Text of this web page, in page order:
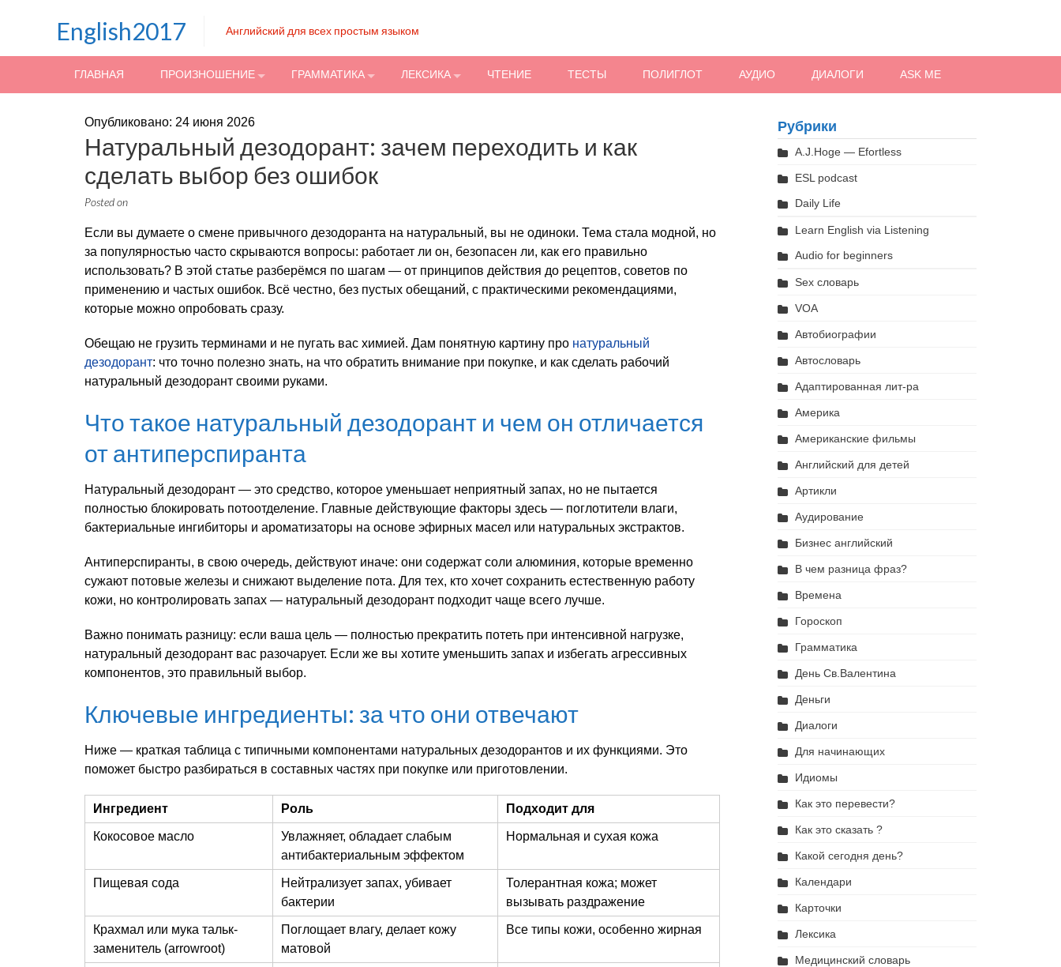
English2017 Английский для всех простым языком
ГЛАВНАЯ ПРОИЗНОШЕНИЕ ГРАММАТИКА ЛЕКСИКА ЧТЕНИЕ ТЕСТЫ ПОЛИГЛОТ АУДИО ДИАЛОГИ ASK ME
Опубликовано: 24 июня 2026
Натуральный дезодорант: зачем переходить и как
сделать выбор без ошибок
Posted on
Если вы думаете о смене привычного дезодоранта на натуральный, вы не одиноки. Тема стала модной, но
за популярностью часто скрываются вопросы: работает ли он, безопасен ли, как его правильно
использовать? В этой статье разберёмся по шагам — от принципов действия до рецептов, советов по
применению и частых ошибок. Всё честно, без пустых обещаний, с практическими рекомендациями,
которые можно опробовать сразу.
Обещаю не грузить терминами и не пугать вас химией. Дам понятную картину про натуральный
дезодорант: что точно полезно знать, на что обратить внимание при покупке, и как сделать рабочий
натуральный дезодорант своими руками.
Что такое натуральный дезодорант и чем он отличается
от антиперспиранта
Натуральный дезодорант — это средство, которое уменьшает неприятный запах, но не пытается
полностью блокировать потоотделение. Главные действующие факторы здесь — поглотители влаги,
бактериальные ингибиторы и ароматизаторы на основе эфирных масел или натуральных экстрактов.
Антиперспиранты, в свою очередь, действуют иначе: они содержат соли алюминия, которые временно
сужают потовые железы и снижают выделение пота. Для тех, кто хочет сохранить естественную работу
кожи, но контролировать запах — натуральный дезодорант подходит чаще всего лучше.
Важно понимать разницу: если ваша цель — полностью прекратить потеть при интенсивной нагрузке,
натуральный дезодорант вас разочарует. Если же вы хотите уменьшить запах и избегать агрессивных
компонентов, это правильный выбор.
Ключевые ингредиенты: за что они отвечают
Ниже — краткая таблица с типичными компонентами натуральных дезодорантов и их функциями. Это
поможет быстро разбираться в составных частях при покупке или приготовлении.
Ингредиент Роль Подходит для
Кокосовое масло
Увлажняет, обладает слабым
антибактериальным эффектом
Нормальная и сухая кожа
Пищевая сода
Нейтрализует запах, убивает
бактерии
Толерантная кожа; может
вызывать раздражение
Крахмал или мука тальк-
заменитель (arrowroot)
Поглощает влагу, делает кожу
матовой
Все типы кожи, особенно жирная
Рубрики
A.J.Hoge — Efortless
ESL podcast
Daily Life
Learn English via Listening
Audio for beginners
Sex словарь
VOA
Автобиографии
Автословарь
Адаптированная лит-ра
Америка
Американские фильмы
Английский для детей
Артикли
Аудирование
Бизнес английский
В чем разница фраз?
Времена
Гороскоп
Грамматика
День Св.Валентина
Деньги
Диалоги
Для начинающих
Идиомы
Как это перевести?
Как это сказать ?
Какой сегодня день?
Календари
Карточки
Лексика
Медицинский словарь